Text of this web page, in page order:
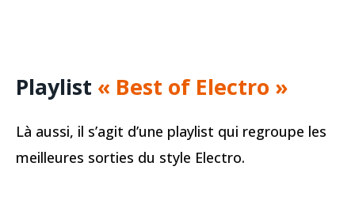
Playlist « Best of Electro »
Là aussi, il s’agit d’une playlist qui regroupe les
meilleures sorties du style Electro.